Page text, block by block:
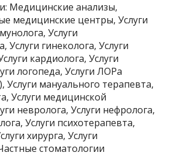
Медицинские анализы,
медицинские центры, Услуги
Услуги
Услуги гинеколога, Услуги
кардиолога, Услуги
логопеда, Услуги ЛОРа
Услуги мануального терапевта,
Услуги медицинской
невролога, Услуги нефролога,
Услуги психотерапевта,
хирурга, Услуги
стоматологии